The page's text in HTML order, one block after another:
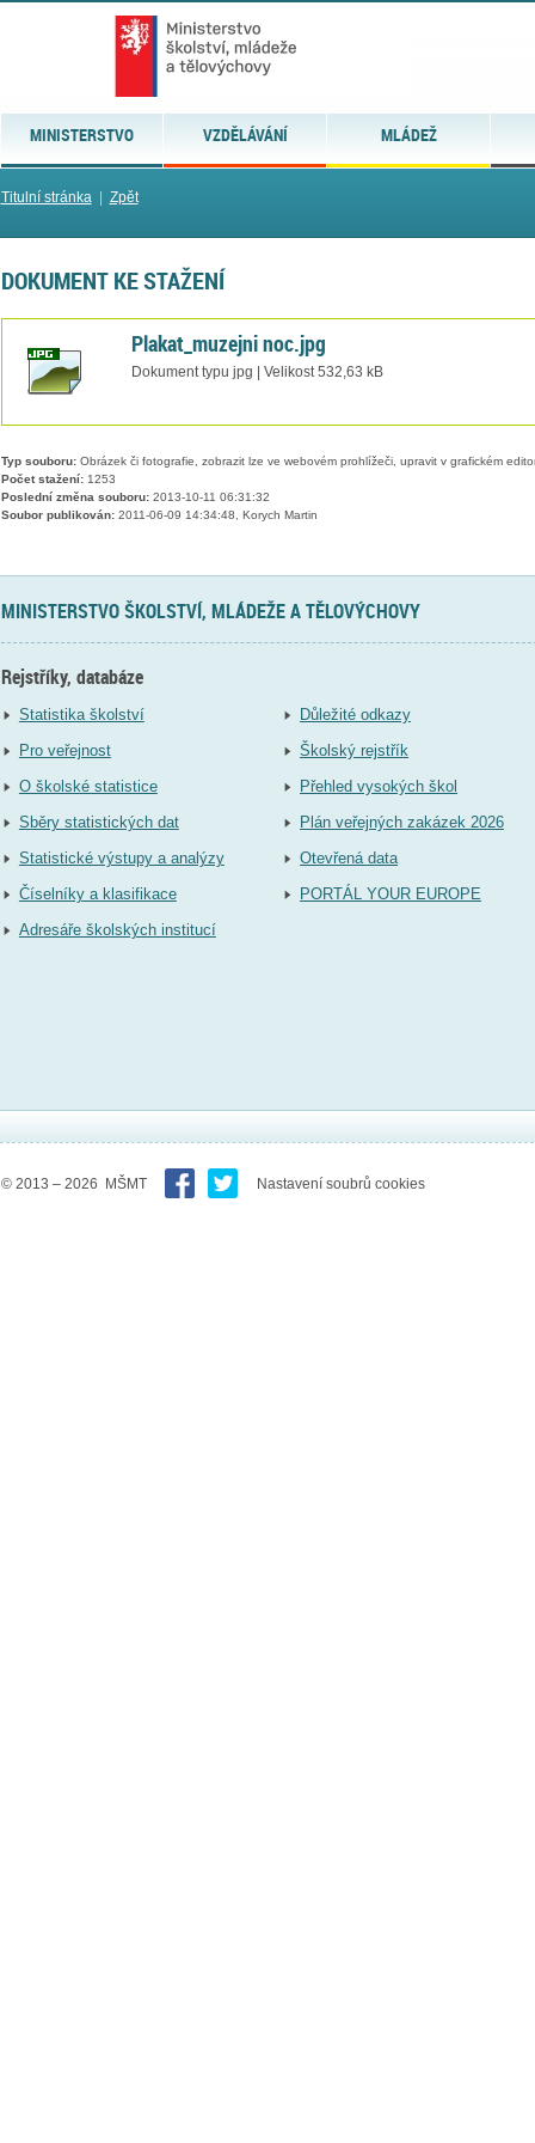
MINISTERSTVO VZDĚLÁVÁNÍ MLÁDEŽ
Titulní stránka| Zpět
DOKUMENT KE STAŽENÍ
Plakat_muzejni noc.jpg
Dokument typu jpg | Velikost 532,63 kB
Typ souboru:Obrázek či fotografie, zobrazit lze ve webovém prohlížeči, upravit v grafickém
Počet stažení:1253
Poslední změna souboru:2013-10-11 06:31:32
Soubor publikován:2011-06-09 14:34:48, Korych Martin
MINISTERSTVO ŠKOLSTVÍ, MLÁDEŽE A TĚLOVÝCHOVY
Rejstříky, databáze
Statistika školství
Pro veřejnost
O školské statistice
Sběry statistických dat
Statistické výstupy a analýzy
Číselníky a klasifikace
Adresáře školských institucí
Důležité odkazy
Školský rejstřík
Přehled vysokých škol
Plán veřejných zakázek 2026
Otevřená data
PORTÁL YOUR EUROPE
© 2013 – 2026 MŠMT Nastavení soubrů cookies